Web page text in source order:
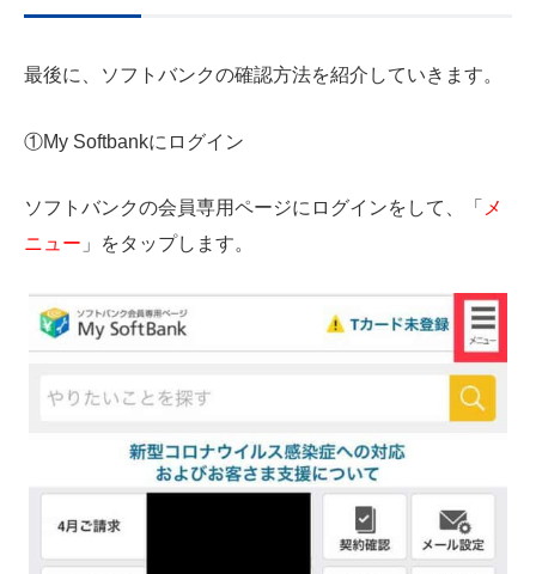
最後に、ソフトバンクの確認方法を紹介していきます。
①My Softbankにログイン
ソフトバンクの会員専用ページにログインをして、「 メ
ニュー 」をタップします。